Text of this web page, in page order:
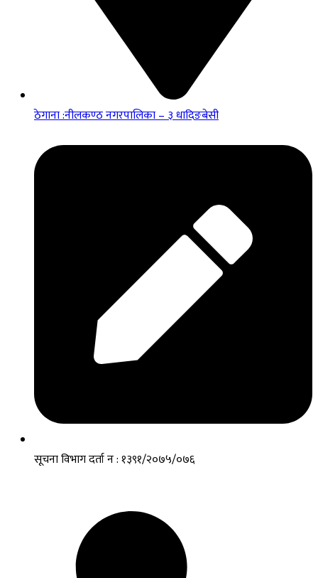
ठेगाना :नीलकण्ठ नगरपालिका – ३ धादिङबेसी
सूचना विभाग दर्ता न : १३९१/२०७५/०७६